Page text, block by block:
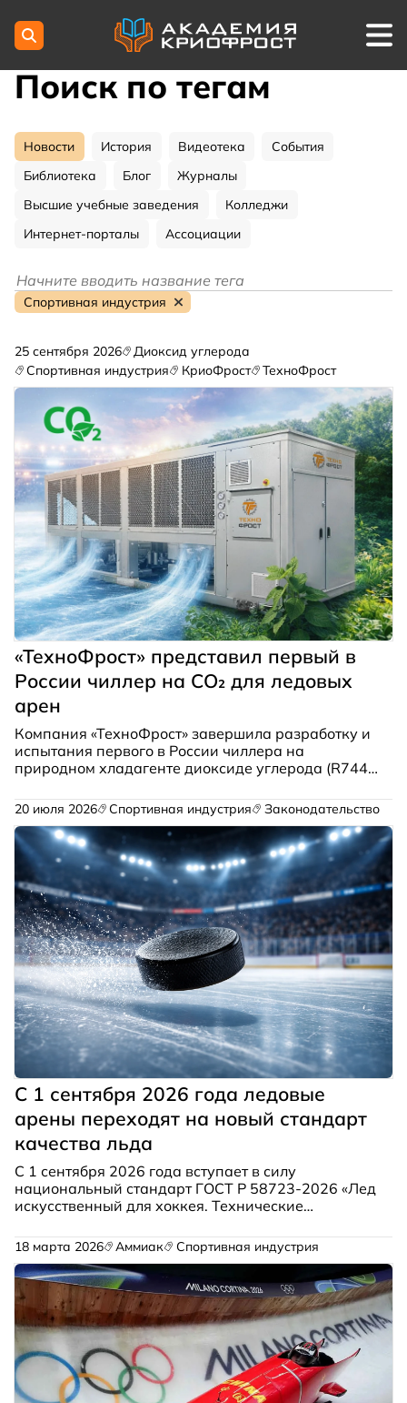
Поиск по тегам
Новости История Видеотека
События
Библиотека
Блог
Журналы
Высшие учебные заведения
Колледжи
Интернет-порталы
Ассоциации
Спортивная индустрия
25 сентября 2026
Диоксид углерода
Спортивная индустрия
КриоФрост ТехноФрост
«ТехноФрост» представил первый в
России чиллер на CO₂ для ледовых
арен
Компания «ТехноФрост» завершила разработку и
испытания первого в России чиллера на
природном хладагенте диоксиде углерода (R744),
Установка успешно прошла нагрузочные тесты и
готовится к серийному выпуску.
20 июля 2026 Спортивная индустрия Законодательство
С 1 сентября 2026 года ледовые
арены переходят на новый стандарт
качества льда
С 1 сентября 2026 года вступает в силу
национальный стандарт ГОСТ Р 58723-2026 «Лед
искусственный для хоккея. Технические
определены обязательные параметры для
температуры, толщины и скользящих свойств
льда, а также требования к микроклимату на
хоккейных аренах.
18 марта 2026 Аммиак Спортивная индустрия